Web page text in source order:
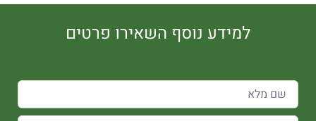
למידע נוסף השאירו פרטים